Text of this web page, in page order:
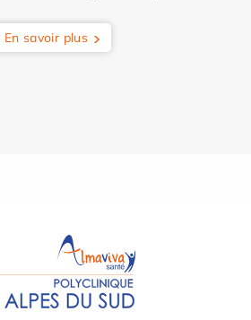
En savoir plus